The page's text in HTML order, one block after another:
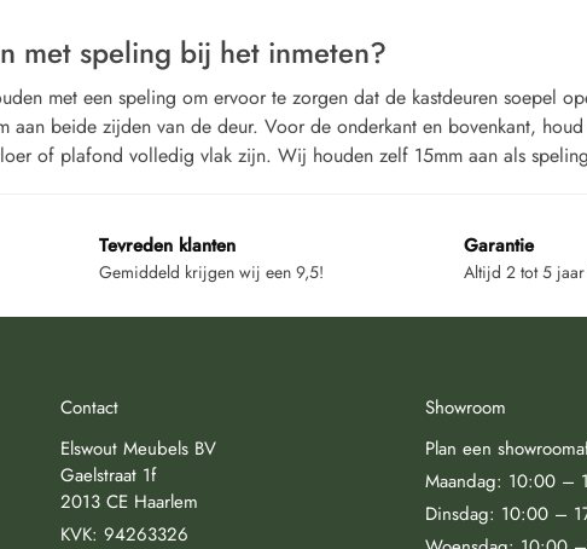
met speling bij het inmeten?
met een speling om ervoor te zorgen dat de kastdeuren soepel
aan beide zijden van de deur. Voor de onderkant en bovenkant,
of plafond volledig vlak zijn. Wij houden zelf 15mm aan als
Tevreden klanten
Gemiddeld krijgen wij een 9,5!
Garantie
Altijd 2 tot 5
Contact
Elswout Meubels BV
Gaelstraat 1f
2013 CE Haarlem
KVK: 94263326
Showroom
Plan een
Maandag: 10:00 –
Dinsdag: 10:00 –